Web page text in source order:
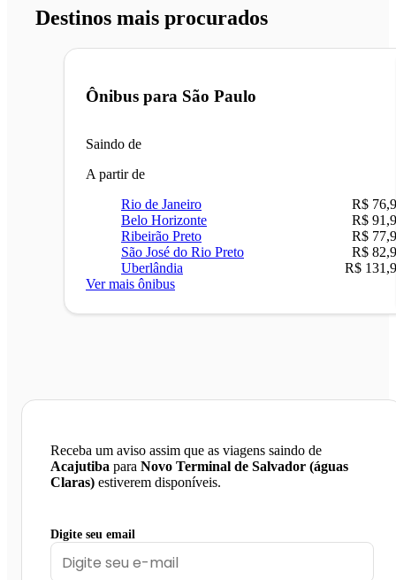
Destinos mais procurados
Ônibus para São Paulo
Saindo de
A partir de
Rio de Janeiro
R$
Belo Horizonte
R$
Ribeirão Preto
R$
São José do Rio Preto
R$
Uberlândia
R$
Ver mais ônibus
Receba um aviso assim que as viagens saindo de
Acajutiba para Novo Terminal de Salvador (águas
Claras) estiverem disponíveis.
Digite seu email